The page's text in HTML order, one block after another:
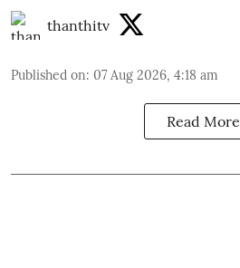
thanthitv
Published on: 07 Aug 2026, 4:18 am
Read More